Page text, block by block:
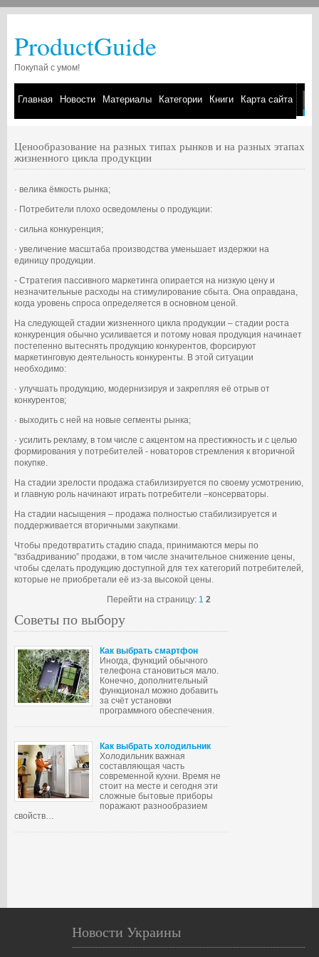
ProductGuide
Покупай с умом!
Главная Новости Материалы Категории Книги Карта сайта
Ценообразование на разных типах рынков и на разных этапах
жизненного цикла продукции
· велика ёмкость рынка;
· Потребители плохо осведомлены о продукции:
· сильна конкуренция;
· увеличение масштаба производства уменьшает издержки на
единицу продукции.
- Стратегия пассивного маркетинга опирается на низкую цену и
незначительные расходы на стимулирование сбыта. Она оправдана,
когда уровень спроса определяется в основном ценой.
На следующей стадии жизненного цикла продукции – стадии роста
конкуренция обычно усиливается и потому новая продукция начинает
постепенно вытеснять продукцию конкурентов, форсируют
маркетинговую деятельность конкуренты. В этой ситуации
необходимо:
· улучшать продукцию, модернизируя и закрепляя её отрыв от
конкурентов;
· выходить с ней на новые сегменты рынка;
· усилить рекламу, в том числе с акцентом на престижность и с целью
формирования у потребителей - новаторов стремления к вторичной
покупке.
На стадии зрелости продажа стабилизируется по своему усмотрению,
и главную роль начинают играть потребители –консерваторы.
На стадии насыщения – продажа полностью стабилизируется и
поддерживается вторичными закупками.
Чтобы предотвратить стадию спада, принимаются меры по
“взбадриванию” продажи, в том числе значительное снижение цены,
чтобы сделать продукцию доступной для тех категорий потребителей,
которые не приобретали её из-за высокой цены.
Перейти на страницу: 1 2
Советы по выбору
Как выбрать смартфон
Иногда, функций обычного
телефона становиться мало.
Конечно, дополнительный
функционал можно добавить
за счёт установки
программного обеспечения.
Как выбрать холодильник
Холодильник важная
составляющая часть
современной кухни. Время не
стоит на месте и сегодня эти
сложные бытовые приборы
поражают разнообразием
свойств…
Новости Украины